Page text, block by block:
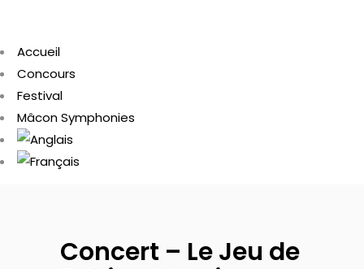
Accueil
Concours
Festival
Mâcon Symphonies
Concert – Le Jeu de